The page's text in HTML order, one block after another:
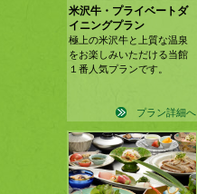
米沢牛・プライベートダ
イニングプラン
極上の米沢牛と上質な温泉
をお楽しみいただける当館
１番人気プランです。
プラン詳細へ